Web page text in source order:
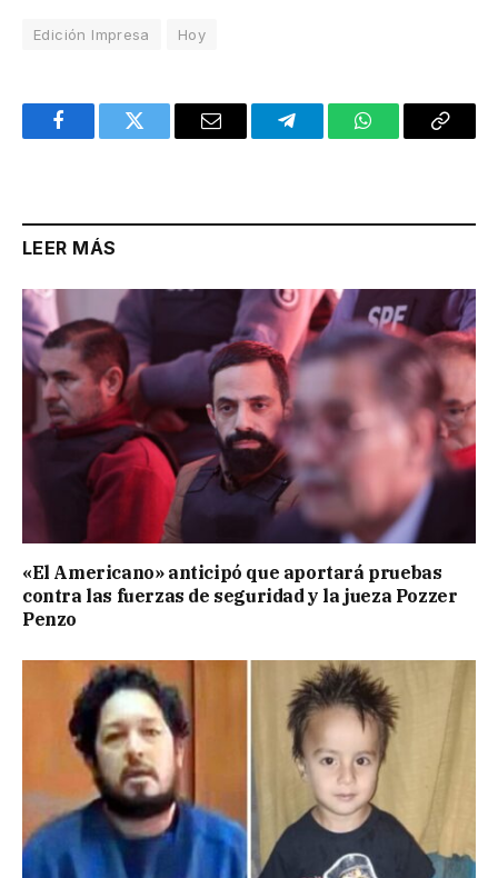
Edición Impresa Hoy
FacebookTwitter Email TelegramWhatsAppCopy
LEER MÁS
«El Americano» anticipó que aportará pruebas
contra las fuerzas de seguridad y la jueza Pozzer
Penzo